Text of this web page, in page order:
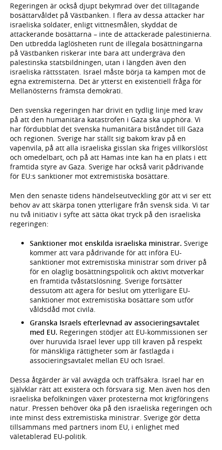
Regeringen är också djupt bekymrad över det tilltagande
bosättarvåldet på Västbanken. I flera av dessa attacker har
israeliska soldater, enligt vittnesmålen, skyddat de
attackerande bosättarna – inte de attackerade palestinierna.
Den utbredda laglösheten runt de illegala bosättningarna
på Västbanken riskerar inte bara att undergräva den
palestinska statsbildningen, utan i längden även den
israeliska rättsstaten. Israel måste börja ta kampen mot de
egna extremisterna. Det är ytterst en existentiell fråga för
Mellanösterns främsta demokrati.
Den svenska regeringen har drivit en tydlig linje med krav
på att den humanitära katastrofen i Gaza ska upphöra. Vi
har fördubblat det svenska humanitära biståndet till Gaza
och regionen. Sverige har ställt sig bakom krav på en
vapenvila, på att alla israeliska gisslan ska friges villkorslöst
och omedelbart, och på att Hamas inte kan ha en plats i ett
framtida styre av Gaza. Sverige har också varit pådrivande
för EU:s sanktioner mot extremistiska bosättare.
Men den senaste tidens händelseutveckling gör att vi ser ett
behov av att skärpa tonen ytterligare från svensk sida. Vi tar
nu två initiativ i syfte att sätta ökat tryck på den israeliska
regeringen:
Sanktioner mot enskilda israeliska ministrar. Sverige
kommer att vara pådrivande för att införa EU-
sanktioner mot extremistiska ministrar som driver på
för en olaglig bosättningspolitik och aktivt motverkar
en framtida tvåstatslösning. Sverige fortsätter
dessutom att agera för beslut om ytterligare EU-
sanktioner mot extremistiska bosättare som utför
våldsdåd mot civila.
Granska Israels efterlevnad av associeringsavtalet
med EU. Regeringen stödjer att EU-kommissionen ser
över huruvida Israel lever upp till kraven på respekt
för mänskliga rättigheter som är fastlagda i
associeringsavtalet mellan EU och Israel.
Dessa åtgärder är väl avvägda och träffsäkra. Israel har en
självklar rätt att existera och försvara sig. Men även hos den
israeliska befolkningen växer protesterna mot krigföringens
natur. Pressen behöver öka på den israeliska regeringen och
inte minst dess extremistiska ministrar. Sverige gör detta
tillsammans med partners inom EU, i enlighet med
väletablerad EU-politik.